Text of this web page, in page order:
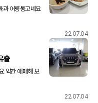
쉐프입니다 육즙 탕수육과 어량동고네요
22.07.04
출
22.07.04